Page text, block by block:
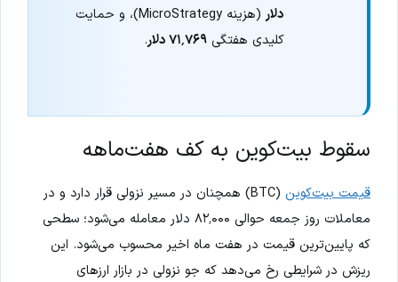
دلار
(هزینه MicroStrategy)، و حمایت
کلیدی هفتگی۷۱٬۷۶۹ دلار .
سقوط بیت‌کوین به کف هفت‌ماهه
قیمت بیت‌کوین
(BTC) همچنان در مسیر نزولی قرار دارد و در
معاملات روز جمعه حوالی ۸۲٬۰۰۰ دلار معامله می‌شود؛ سطحی
که پایین‌ترین قیمت در هفت ماه اخیر محسوب می‌شود. این
ریزش در شرایطی رخ می‌دهد که جو نزولی در بازار ارزهای